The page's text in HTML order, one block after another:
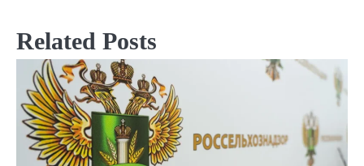
Related Posts